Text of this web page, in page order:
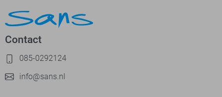
Contact
085-0292124
info@sans.nl